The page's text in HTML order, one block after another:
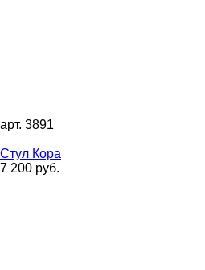
арт. 3891
Стул Кора
7 200 руб.